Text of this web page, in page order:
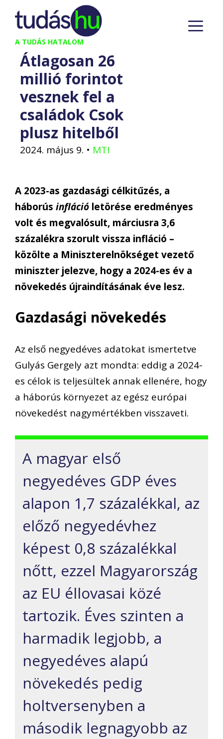
Kilépés
tartalomba
A TUDÁS HATALOM
Átlagosan 26
millió forintot
vesznek fel a
családok Csok
plusz hitelből
2024. május 9. • MTI
A 2023-as gazdasági célkitűzés, a
háborús infláció letörése eredményes
volt és megvalósult, márciusra 3,6
százalékra szorult vissza infláció –
közölte a Miniszterelnökséget vezető
miniszter jelezve, hogy a 2024-es év a
növekedés újraindításának éve lesz.
Gazdasági növekedés
Az első negyedéves adatokat ismertetve
Gulyás Gergely azt mondta: eddig a 2024-
es célok is teljesültek annak ellenére, hogy
a háborús környezet az egész európai
növekedést nagymértékben visszaveti.
A magyar első
negyedéves GDP éves
alapon 1,7 százalékkal, az
előző negyedévhez
képest 0,8 százalékkal
nőtt, ezzel Magyarország
az EU éllovasai közé
tartozik. Éves szinten a
harmadik legjobb, a
negyedéves alapú
növekedés pedig
holtversenyben a
második legnagyobb az